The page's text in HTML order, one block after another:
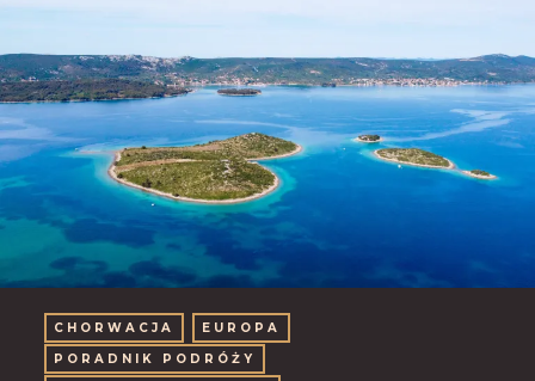
CHORWACJA
EUROPA
PORADNIK PODRÓŻY